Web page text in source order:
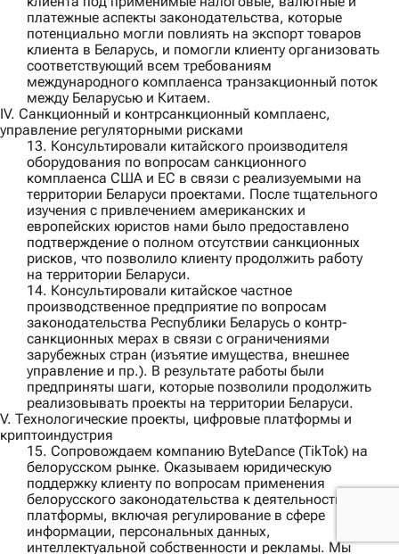
платежные аспекты законодательства, которые
потенциально могли повлиять на экспорт товаров
клиента в Беларусь, и помогли клиенту организовать
соответствующий всем требованиям
международного комплаенса транзакционный поток
между Беларусью и Китаем.
IV. Санкционный и контрсанкционный комплаенс,
управление регуляторными рисками
13. Консультировали китайского производителя
оборудования по вопросам санкционного
комплаенса США и ЕС в связи с реализуемыми на
территории Беларуси проектами. После тщательного
изучения с привлечением американских и
европейских юристов нами было предоставлено
подтверждение о полном отсутствии санкционных
рисков, что позволило клиенту продолжить работу
на территории Беларуси.
14. Консультировали китайское частное
производственное предприятие по вопросам
законодательства Республики Беларусь о контр-
санкционных мерах в связи с ограничениями
зарубежных стран (изъятие имущества, внешнее
управление и пр.). В результате работы были
предприняты шаги, которые позволили продолжить
реализовывать проекты на территории Беларуси.
V. Технологические проекты, цифровые платформы и
криптоиндустрия
15. Сопровождаем компанию ByteDance (TikTok) на
белорусском рынке. Оказываем юридическую
поддержку клиенту по вопросам применения
белорусского законодательства к деятельности
платформы, включая регулирование в сфере
информации, персональных данных,
интеллектуальной собственности и рекламы. Мы